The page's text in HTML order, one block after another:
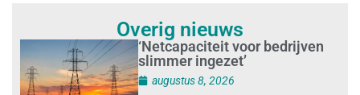
Overig nieuws
‘Netcapaciteit voor bedrijven
slimmer ingezet’
augustus 8, 2026